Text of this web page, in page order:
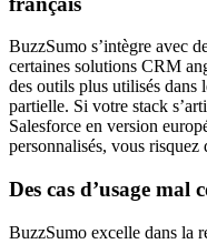
BuzzSumo s’intègre avec
certaines solutions CRM
des outils plus utilisés dans
partielle. Si votre stack
Salesforce en version
personnalisés, vous
Des cas d’usage mal
BuzzSumo excelle dans la